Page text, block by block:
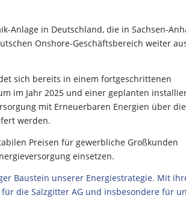
Anlage in Deutschland, die in Sachsen-
Onshore-Geschäftsbereich weiter
sich bereits in einem fortgeschrittenen
im Jahr 2025 und einer geplanten
mit Erneuerbaren Energien über die
werden.
Preisen für gewerbliche Großkunden
einsetzen.
Baustein unserer Energiestrategie. Mit
die Salzgitter AG und insbesondere für